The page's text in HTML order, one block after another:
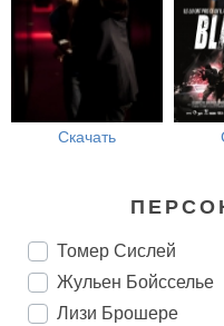
Скачать
Томер Сислей
Жульен Бойсселье
Лизи Брошере